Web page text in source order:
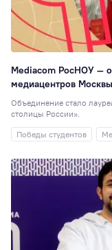
Mediacom РосНОУ —
медиацентров Москвы
Объединение стало
столицы России».
Победы студентов